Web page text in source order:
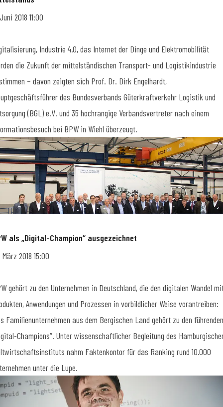
2018 11:00
Industrie 4.0, das Internet der Dinge und Elektromobilität
die Zukunft der mittelständischen Transport- und Logistikindustrie
– davon zeigten sich Prof. Dr. Dirk Engelhardt,
des Bundesverbands Güterkraftverkehr Logistik und
(BGL) e.V. und 35 hochrangige Verbandsvertreter nach einem
bei BPW in Wiehl überzeugt.
als „Digital-Champion“ ausgezeichnet
März 2018 15:00
gehört zu den Unternehmen in Deutschland, die den digitalen Wandel
Anwendungen und Prozessen in vorbildlicher Weise vorantreiben:
Familienunternehmen aus dem Bergischen Land gehört zu den führenden
Champions“. Unter wissenschaftlicher Begleitung des
nahm Faktenkontor für das Ranking rund 10.000
unter die Lupe.